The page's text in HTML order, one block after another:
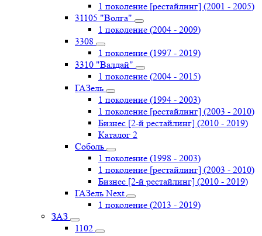
1 поколение [рестайлинг] (2001 - 2005)
31105 "Волга"
1 поколение (2004 - 2009)
3308
1 поколение (1997 - 2019)
3310 "Валдай"
1 поколение (2004 - 2015)
ГАЗель
1 поколение (1994 - 2003)
1 поколение [рестайлинг] (2003 - 2010)
Бизнес [2-й рестайлинг] (2010 - 2019)
Каталог 2
Соболь
1 поколение (1998 - 2003)
1 поколение [рестайлинг] (2003 - 2010)
Бизнес [2-й рестайлинг] (2010 - 2019)
ГАЗель Next
1 поколение (2013 - 2019)
ЗАЗ
1102